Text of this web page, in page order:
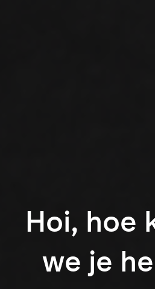
Hoi, hoe
we je